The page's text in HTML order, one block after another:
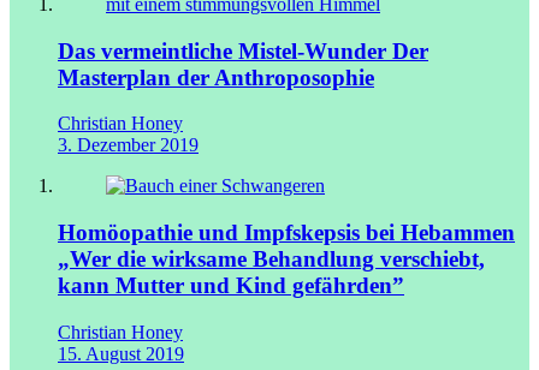
Das vermeintliche Mistel-Wunder Der
Masterplan der Anthroposophie
Christian Honey
3. Dezember 2019
Homöopathie und Impfskepsis bei Hebammen
„Wer die wirksame Behandlung verschiebt,
kann Mutter und Kind gefährden”
Christian Honey
15. August 2019